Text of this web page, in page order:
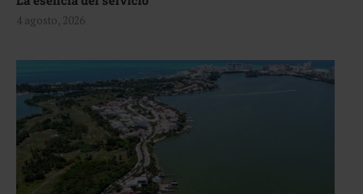
4 agosto, 2026